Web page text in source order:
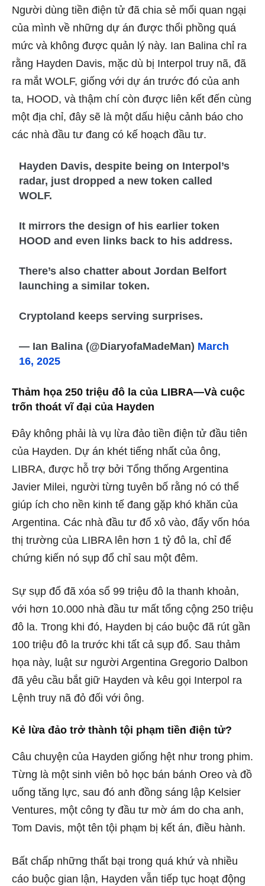
Người dùng tiền điện tử đã chia sẻ mối quan ngại
của mình về những dự án được thổi phồng quá
mức và không được quản lý này. Ian Balina chỉ ra
rằng Hayden Davis, mặc dù bị Interpol truy nã, đã
ra mắt WOLF, giống với dự án trước đó của anh
ta, HOOD, và thậm chí còn được liên kết đến cùng
một địa chỉ, đây sẽ là một dấu hiệu cảnh báo cho
các nhà đầu tư đang có kế hoạch đầu tư.
Hayden Davis, despite being on Interpol’s
radar, just dropped a new token called
WOLF.
It mirrors the design of his earlier token
HOOD and even links back to his address.
There’s also chatter about Jordan Belfort
launching a similar token.
Cryptoland keeps serving surprises.
— Ian Balina (@DiaryofaMadeMan) March
16, 2025
Thảm họa 250 triệu đô la của LIBRA—Và cuộc
trốn thoát vĩ đại của Hayden
Đây không phải là vụ lừa đảo tiền điện tử đầu tiên
của Hayden. Dự án khét tiếng nhất của ông,
LIBRA, được hỗ trợ bởi Tổng thống Argentina
Javier Milei, người từng tuyên bố rằng nó có thể
giúp ích cho nền kinh tế đang gặp khó khăn của
Argentina. Các nhà đầu tư đổ xô vào, đẩy vốn hóa
thị trường của LIBRA lên hơn 1 tỷ đô la, chỉ để
chứng kiến ​​nó sụp đổ chỉ sau một đêm.
Sự sụp đổ đã xóa sổ 99 triệu đô la thanh khoản,
với hơn 10.000 nhà đầu tư mất tổng cộng 250 triệu
đô la. Trong khi đó, Hayden bị cáo buộc đã rút gần
100 triệu đô la trước khi tất cả sụp đổ. Sau thảm
họa này, luật sư người Argentina Gregorio Dalbon
đã yêu cầu bắt giữ Hayden và kêu gọi Interpol ra
Lệnh truy nã đỏ đối với ông.
Kẻ lừa đảo trở thành tội phạm tiền điện tử?
Câu chuyện của Hayden giống hệt như trong phim.
Từng là một sinh viên bỏ học bán bánh Oreo và đồ
uống tăng lực, sau đó anh đồng sáng lập Kelsier
Ventures, một công ty đầu tư mờ ám do cha anh,
Tom Davis, một tên tội phạm bị kết án, điều hành.
Bất chấp những thất bại trong quá khứ và nhiều
cáo buộc gian lận, Hayden vẫn tiếp tục hoạt động